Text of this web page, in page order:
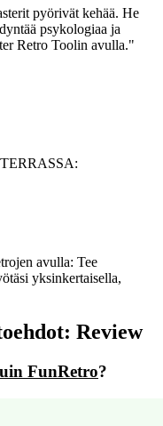
pyörivät kehää. He
psykologiaa ja
Retro Toolin avulla."
avulla: Tee
yksinkertaisella,
Review
FunRetro?